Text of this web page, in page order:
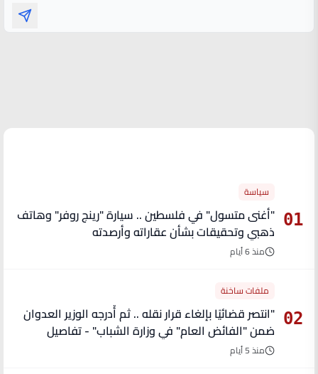
01
سياسة
"أغنى متسول" في فلسطين .. سيارة "رينج روفر" وهاتف
ذهبي وتحقيقات بشأن عقاراته وأرصدته
منذ 6 أيام
02
ملفات ساخنة
"انتصر قضائيًا بإلغاء قرار نقله .. ثم أُدرجه الوزير العدوان
ضمن "الفائض العام" في وزارة الشباب" - تفاصيل
منذ 5 أيام